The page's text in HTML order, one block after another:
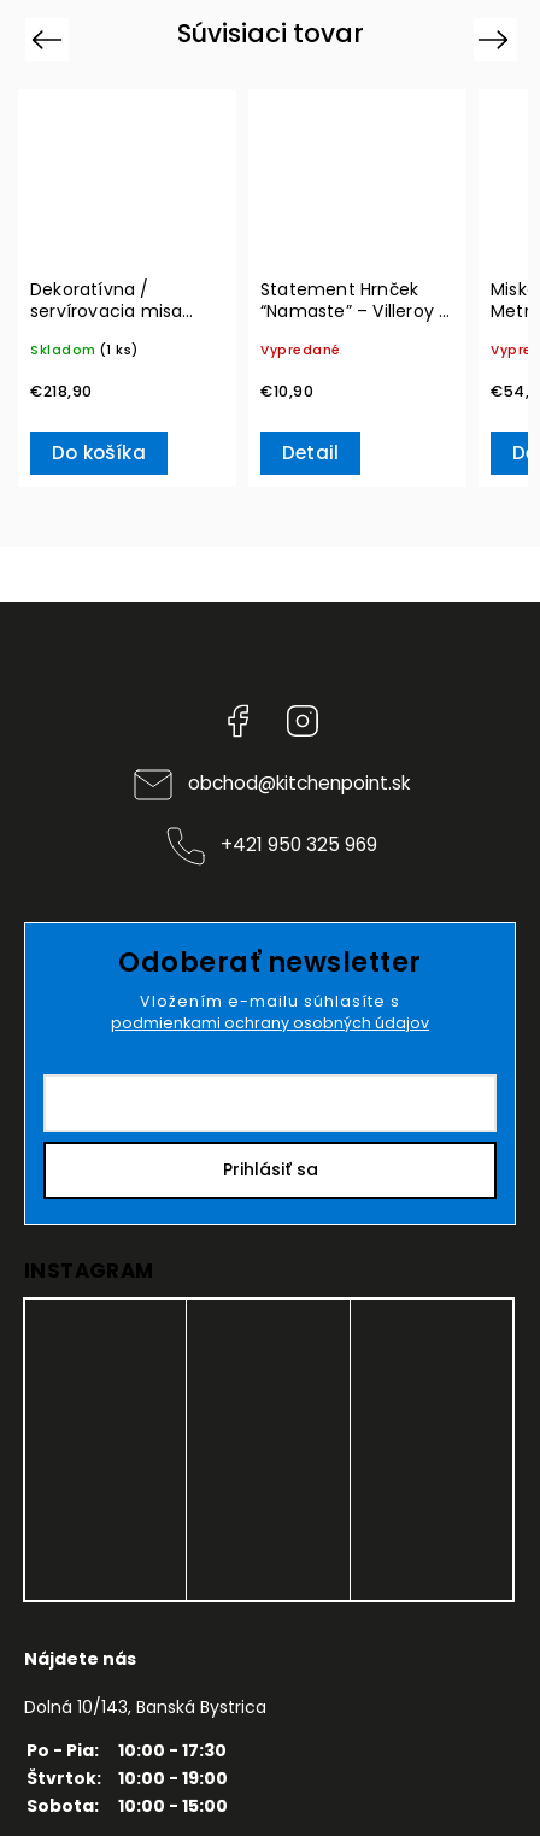
Súvisiaci tovar
Previous
Dekoratívna /
servírovacia misa
Villeroy & Boch
Skladom (1 ks)
€218,90
Do košíka
Statement Hrnček
“Namaste” – Villeroy &
Vypredané
€10,90
Detail
Boch
Next
Facebook
obchod@kitchenpoint.sk
+421 950 325 969
Odoberať newsletter
Vložením e-mailu súhlasíte s
podmienkami ochrany osobných údajov
Prihlásiť sa
INSTAGRAM
Nájdete nás
Dolná 10/143, Banská Bystrica
Po - Pia:
10:00 - 17:30
Štvrtok:
10:00 - 19:00
Sobota:
10:00 - 15:00